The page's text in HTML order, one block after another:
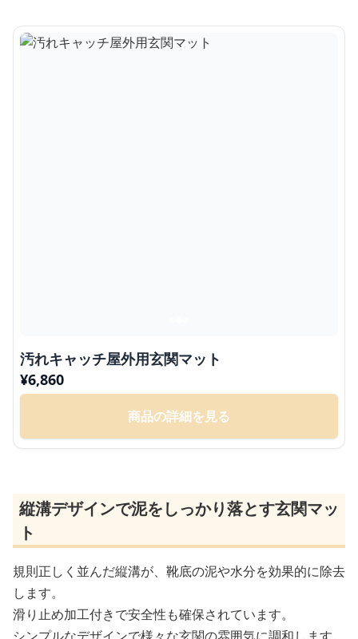
汚れキャッチ屋外用玄関マット
¥6,860
商品の詳細を見る
縦溝デザインで泥をしっかり落とす玄関マッ
ト
規則正しく並んだ縦溝が、靴底の泥や水分を効果的に除去
します。
滑り止め加工付きで安全性も確保されています。